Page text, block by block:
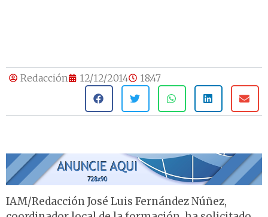
Redacción 12/12/2014 18:47
IAM/Redacción José Luis Fernández Núñez,